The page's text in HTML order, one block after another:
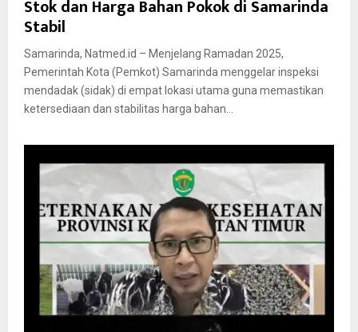
Stok dan Harga Bahan Pokok di Samarinda
Stabil
Samarinda, Natmed.id – Menjelang Ramadan 2025,
Pemerintah Kota (Pemkot) Samarinda menggelar inspeksi
mendadak (sidak) di empat lokasi utama guna memastikan
ketersediaan dan stabilitas harga bahan...